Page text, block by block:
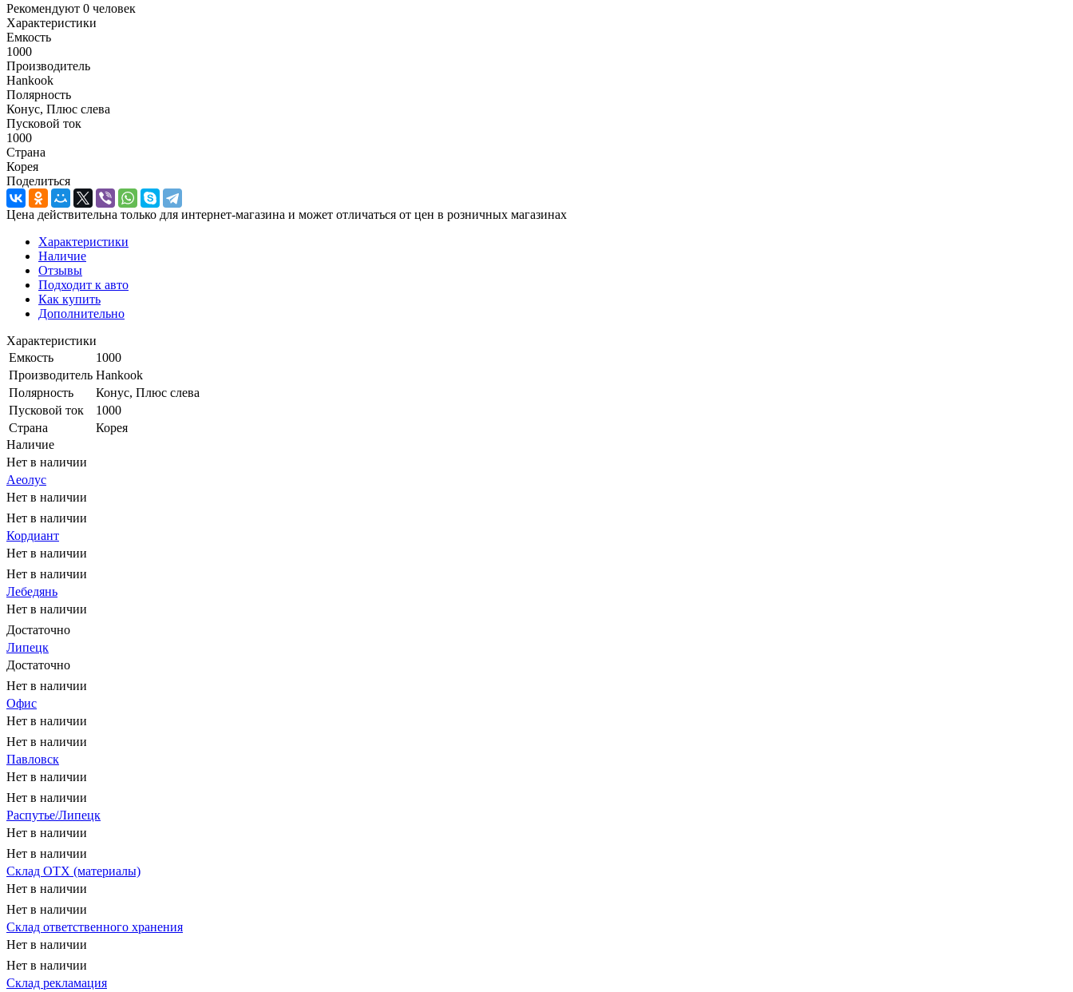
Рекомендуют 0 человек
Характеристики
Емкость
1000
Производитель
Hankook
Полярность
Конус, Плюс слева
Пусковой ток
1000
Страна
Корея
Поделиться
Цена действительна только для интернет-магазина и может отличаться от цен в розничных магазинах
Характеристики
Наличие
Отзывы
Подходит к авто
Как купить
Дополнительно
Характеристики
Емкость
1000
Производитель Hankook
Полярность
Конус, Плюс слева
Пусковой ток
1000
Страна
Корея
Наличие
Нет в наличии
Аеолус
Нет в наличии
Нет в наличии
Кордиант
Нет в наличии
Нет в наличии
Лебедянь
Нет в наличии
Достаточно
Липецк
Достаточно
Нет в наличии
Офис
Нет в наличии
Нет в наличии
Павловск
Нет в наличии
Нет в наличии
Распутье/Липецк
Нет в наличии
Нет в наличии
Склад ОТХ (материалы)
Нет в наличии
Нет в наличии
Склад ответственного хранения
Нет в наличии
Нет в наличии
Склад рекламация